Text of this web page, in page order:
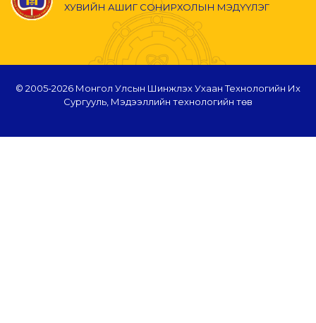
ХУВИЙН АШИГ СОНИРХОЛЫН МЭДҮҮЛЭГ
© 2005-2026 Монгол Улсын Шинжлэх Ухаан Технологийн Их
Сургууль, Мэдээллийн технологийн төв